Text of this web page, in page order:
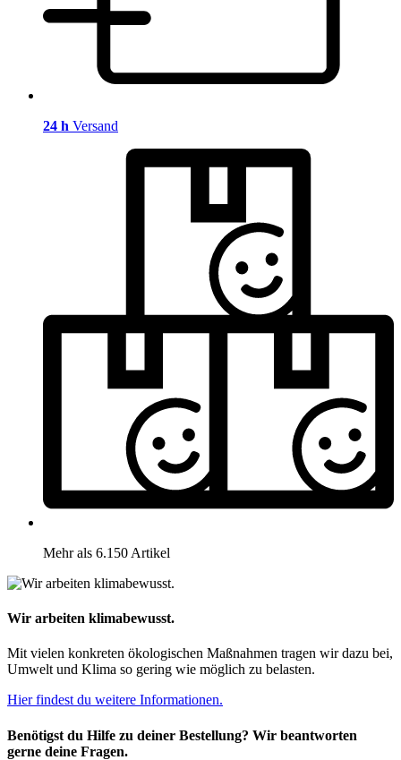
24 h Versand
Mehr als 6.150 Artikel
Wir arbeiten klimabewusst.
Mit vielen konkreten ökologischen Maßnahmen tragen wir dazu bei,
Umwelt und Klima so gering wie möglich zu belasten.
Hier findest du weitere Informationen.
Benötigst du Hilfe zu deiner Bestellung? Wir beantworten
gerne deine Fragen.